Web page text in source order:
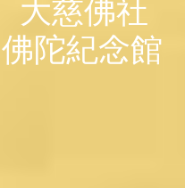
大慈佛社
佛陀紀念館